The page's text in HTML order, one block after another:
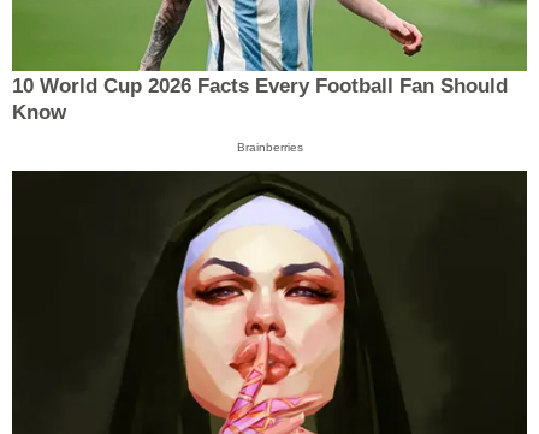
10 World Cup 2026 Facts Every Football Fan Should
Know
Brainberries